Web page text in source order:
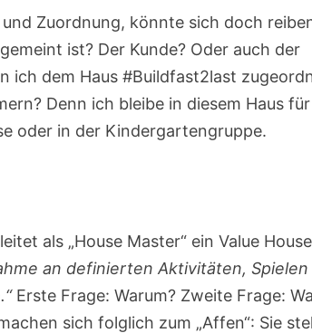
Zuordnung, könnte sich doch
ist? Der Kunde? Oder auch der
ich dem Haus #Buildfast2last
Denn ich bleibe in diesem Haus
oder in der Kindergartengruppe.
als „House Master“ ein Value
an definierten Aktivitäten, Spielen
Erste Frage: Warum? Zweite Frage:
sich folglich zum „Affen“: Sie